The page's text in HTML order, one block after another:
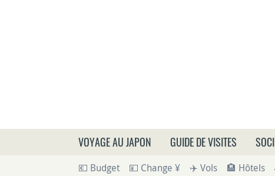
Que
VOYAGE AU JAPON GUIDE DE VISITES
💶 Budget 💴 Change ¥ ✈️ Vols 🏨 Hôtels